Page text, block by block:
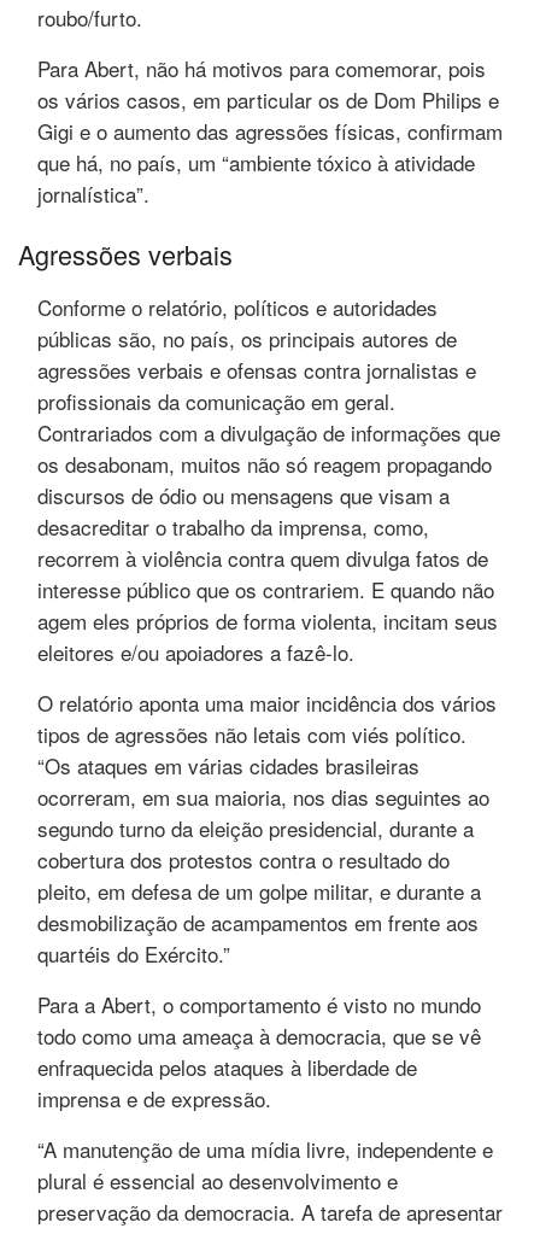
roubo/furto.
Para Abert, não há motivos para comemorar, pois
os vários casos, em particular os de Dom Philips e
Gigi e o aumento das agressões físicas, confirmam
que há, no país, um “ambiente tóxico à atividade
jornalística”.
Agressões verbais
Conforme o relatório, políticos e autoridades
públicas são, no país, os principais autores de
agressões verbais e ofensas contra jornalistas e
profissionais da comunicação em geral.
Contrariados com a divulgação de informações que
os desabonam, muitos não só reagem propagando
discursos de ódio ou mensagens que visam a
desacreditar o trabalho da imprensa, como,
recorrem à violência contra quem divulga fatos de
interesse público que os contrariem. E quando não
agem eles próprios de forma violenta, incitam seus
eleitores e/ou apoiadores a fazê-lo.
O relatório aponta uma maior incidência dos vários
tipos de agressões não letais com viés político.
“Os ataques em várias cidades brasileiras
ocorreram, em sua maioria, nos dias seguintes ao
segundo turno da eleição presidencial, durante a
cobertura dos protestos contra o resultado do
pleito, em defesa de um golpe militar, e durante a
desmobilização de acampamentos em frente aos
quartéis do Exército.”
Para a Abert, o comportamento é visto no mundo
todo como uma ameaça à democracia, que se vê
enfraquecida pelos ataques à liberdade de
imprensa e de expressão.
“A manutenção de uma mídia livre, independente e
plural é essencial ao desenvolvimento e
preservação da democracia. A tarefa de apresentar